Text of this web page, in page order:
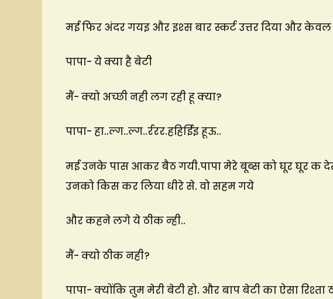
मई फिर अंदर गयइ और इश्स बार स्कर्ट उत्तर दिया और केवल
पापा- ये क्या है बेटी
मैं- क्यो अच्छी नही लग रही हू क्या?
पापा- हा..ल्ग..ल्ग..र्ररर.हहिईिइ हूऊ..
मई उनके पास आकर बैठ गयी.पापा मेरे बूब्स को घूर घूर क
उनको किस कर लिया धीरे से. वो सहम गये
और कहने लगे ये ठीक न्ही..
मैं- क्यो ठीक नही?
पापा- क्योंकि तुम मेरी बेटी हो. और बाप बेटी का ऐसा रिश्ता